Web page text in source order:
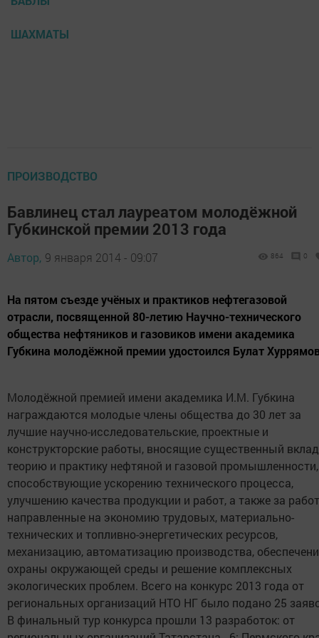
ШАХМАТЫ
ПРОИЗВОДСТВО
Бавлинец стал лауреатом молодёжной
Губкинской премии 2013 года
Автор, 9 января 2014 - 09:07 864 0
На пятом съезде учёных и практиков нефтегазовой
отрасли, посвященной 80-летию Научно-технического
общества нефтяников и газовиков имени академика
Губкина молодёжной премии удостоился Булат
Молодёжной премией имени академика И.М. Губкина
награждаются молодые члены общества до 30 лет за
лучшие научно-исследовательские, проектные и
конструкторские работы, вносящие существенный
теорию и практику нефтяной и газовой промышленности,
способствующие ускорению технического процесса,
улучшению качества продукции и работ, а также за
направленные на экономию трудовых, материально-
технических и топливно-энергетических ресурсов,
механизацию, автоматизацию производства,
охраны окружающей среды и решение комплексных
экологических проблем. Всего на конкурс 2013 года от
региональных организаций НТО НГ было подано 25
В финальный тур конкурса прошли 13 разработок: от